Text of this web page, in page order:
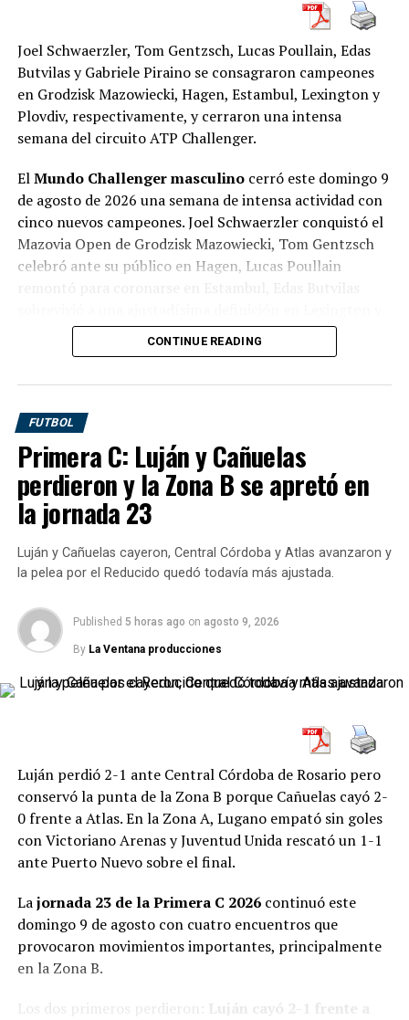
Joel Schwaerzler, Tom Gentzsch, Lucas Poullain, Edas
Butvilas y Gabriele Piraino se consagraron campeones
en Grodzisk Mazowiecki, Hagen, Estambul, Lexington y
Plovdiv, respectivamente, y cerraron una intensa
semana del circuito ATP Challenger.
ElMundo Challenger masculinocerró este domingo 9
de agosto de 2026 una semana de intensa actividad con
cinco nuevos campeones. Joel Schwaerzler conquistó el
Mazovia Open de Grodzisk Mazowiecki, Tom Gentzsch
celebró ante su público en Hagen, Lucas Poullain
Gabriele Piraino levantó el trofeo sobre la arcilla de
dos se resolvieron mediante tie-breaks, otras dos
terminaron en sets corridos y Estambul necesitó tres
parciales para definir a su ganador.
Mazovia Open: Schwaerzler confirmó
su gran semana
Sede:Grodzisk Mazowiecki, Polonia
Superficie:
Campeón:Joel Schwaerzler
Finalista:Andrea Guerrieri
Joel Schwaerzlercompletó una excelente semana al
El primer parcial fue el momento más equilibrado de la
definición. Guerrieri sostuvo el ritmo del austríaco y
obligó a resolver el set mediante un desempate. Allí,
Schwaerzler fue más efectivo y se impuso por 7-4.
CONTINUE READING
FUTBOL
Primera C: Luján y Cañuelas
perdieron y la Zona B se apretó en
la jornada 23
Luján y Cañuelas cayeron, Central Córdoba y Atlas avanzaron y
la pelea por el Reducido quedó todavía más ajustada.
Published 5 horas ago on agosto 9, 2026
By La Ventana producciones
Luján perdió 2-1 ante Central Córdoba de Rosario pero
conservó la punta de la Zona B porque Cañuelas cayó 2-
0 frente a Atlas. En la Zona A, Lugano empató sin goles
con Victoriano Arenas y Juventud Unida rescató un 1-1
ante Puerto Nuevo sobre el final.
Lajornada 23 de la Primera C 2026continuó este
domingo 9 de agosto con cuatro encuentros que
provocaron movimientos importantes, principalmente
en la Zona B.
Los dos primeros perdieron:
Luján cayó 2-1 frente a